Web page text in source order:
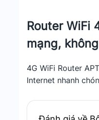
Router WiFi
mạng,
4G WiFi Router
Internet nhanh
ngay lập tức.
có tính năng chia